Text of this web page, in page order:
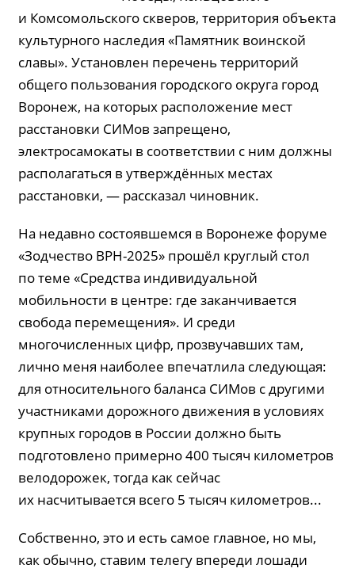
и Комсомольского скверов, территория объекта
культурного наследия «Памятник воинской
славы». Установлен перечень территорий
общего пользования городского округа город
Воронеж, на которых расположение мест
расстановки СИМов запрещено,
электросамокаты в соответствии с ним должны
располагаться в утверждённых местах
расстановки, — рассказал чиновник.
На недавно состоявшемся в Воронеже форуме
«Зодчество ВРН-2025» прошёл круглый стол
по теме «Средства индивидуальной
мобильности в центре: где заканчивается
свобода перемещения». И среди
многочисленных цифр, прозвучавших там,
лично меня наиболее впечатлила следующая:
для относительного баланса СИМов с другими
участниками дорожного движения в условиях
крупных городов в России должно быть
подготовлено примерно 400 тысяч километров
велодорожек, тогда как сейчас
их насчитывается всего 5 тысяч километров...
Собственно, это и есть самое главное, но мы,
как обычно, ставим телегу впереди лошади